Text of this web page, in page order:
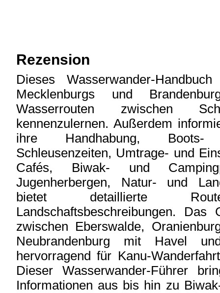
Rezension
Dieses Wasserwander-
Mecklenburgs und
Wasserrouten zwischen
kennenzulernen. Außerdem
ihre Handhabung, Boots-
Schleusenzeiten, Umtrage- und
Cafés, Biwak- und
Jugenherbergen, Natur- und
bietet detaillierte
Landschaftsbeschreibungen.
zwischen Eberswalde,
Neubrandenburg mit Havel
hervorragend für Kanu-
Dieser Wasserwander-Führer
Informationen aus bis hin zu